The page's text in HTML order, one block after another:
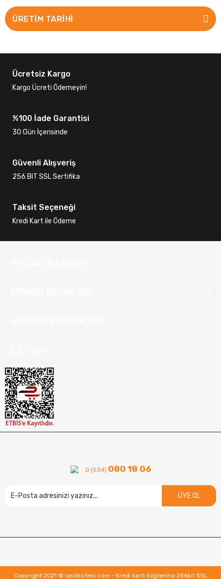
ÜRETİM TARİHİ
Ücretsiz Kargo
Kargo Ücreti Ödemeyin!
%100 İade Garantisi
30 Gün İçerisinde
Güvenli Alışveriş
256 BIT SSL Sertifika
Taksit Seçeneği
Kredi Kart ile Ödeme
0 (534) 080 18 06
ÜYE OL
Copyright 2021 © lastiksitesi.com - Kredi kartı bilgileriniz 256bit SSL